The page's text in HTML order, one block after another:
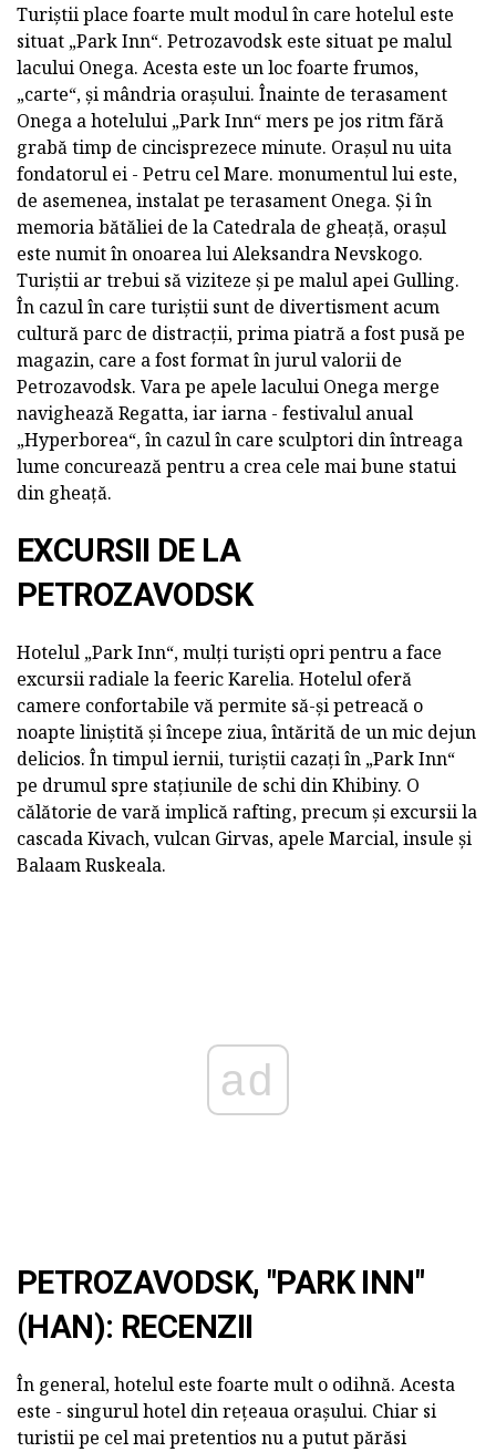
Turiștii place foarte mult modul în care hotelul este
situat „Park Inn“. Petrozavodsk este situat pe malul
lacului Onega. Acesta este un loc foarte frumos,
„carte“, și mândria orașului. Înainte de terasament
Onega a hotelului „Park Inn“ mers pe jos ritm fără
grabă timp de cincisprezece minute. Orașul nu uita
fondatorul ei - Petru cel Mare. monumentul lui este,
de asemenea, instalat pe terasament Onega. Și în
memoria bătăliei de la Catedrala de gheață, orașul
este numit în onoarea lui Aleksandra Nevskogo.
Turiștii ar trebui să viziteze și pe malul apei Gulling.
În cazul în care turiștii sunt de divertisment acum
cultură parc de distracții, prima piatră a fost pusă pe
magazin, care a fost format în jurul valorii de
Petrozavodsk. Vara pe apele lacului Onega merge
navighează Regatta, iar iarna - festivalul anual
„Hyperborea“, în cazul în care sculptori din întreaga
lume concurează pentru a crea cele mai bune statui
din gheață.
EXCURSII DE LA
PETROZAVODSK
Hotelul „Park Inn“, mulți turiști opri pentru a face
excursii radiale la feeric Karelia. Hotelul oferă
camere confortabile vă permite să-și petreacă o
noapte liniștită și începe ziua, întărită de un mic dejun
delicios. În timpul iernii, turiștii cazați în „Park Inn“
pe drumul spre stațiunile de schi din Khibiny. O
călătorie de vară implică rafting, precum și excursii la
cascada Kivach, vulcan Girvas, apele Marcial, insule și
Balaam Ruskeala.
ad
PETROZAVODSK, "PARK INN"
(HAN): RECENZII
În general, hotelul este foarte mult o odihnă. Acesta
este - singurul hotel din rețeaua orașului. Chiar si
turistii pe cel mai pretentios nu a putut părăsi